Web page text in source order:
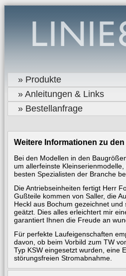
» Produkte
» Anleitungen & Links
» Bestellanfrage
Weitere Informationen zu
Bei den Modellen in den
um allerfeinste
besten Spezialisten der Branche
Die Antriebseinheiten fertigt Herr
Gußteile kommen von Saller, die
Heckl aus Bochum gezeichnet und
geätzt. Dies alles erleichtert mir
garantiert Ihnen die Freude an
Für perfekte Laufeigenschaften
davon, ob beim Vorbild zum TW
Typ KSW eingesetzt wurden, eine
störungsfreien Stromabnahme.